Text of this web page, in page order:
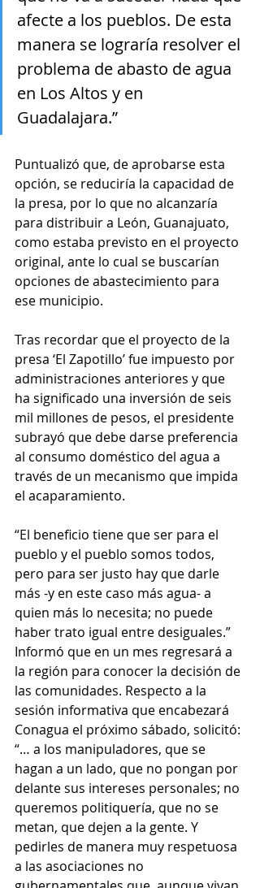
afecte a los pueblos. De esta
manera se lograría resolver el
problema de abasto de agua
en Los Altos y en
Guadalajara.”
Puntualizó que, de aprobarse esta
opción, se reduciría la capacidad de
la presa, por lo que no alcanzaría
para distribuir a León, Guanajuato,
como estaba previsto en el proyecto
original, ante lo cual se buscarían
opciones de abastecimiento para
ese municipio.
Tras recordar que el proyecto de la
presa ‘El Zapotillo’ fue impuesto por
administraciones anteriores y que
ha significado una inversión de seis
mil millones de pesos, el presidente
subrayó que debe darse preferencia
al consumo doméstico del agua a
través de un mecanismo que impida
el acaparamiento.
“El beneficio tiene que ser para el
pueblo y el pueblo somos todos,
pero para ser justo hay que darle
más -y en este caso más agua- a
quien más lo necesita; no puede
haber trato igual entre desiguales.”
Informó que en un mes regresará a
la región para conocer la decisión de
las comunidades. Respecto a la
sesión informativa que encabezará
Conagua el próximo sábado, solicitó:
“… a los manipuladores, que se
hagan a un lado, que no pongan por
delante sus intereses personales; no
queremos politiquería, que no se
metan, que dejen a la gente. Y
pedirles de manera muy respetuosa
a las asociaciones no